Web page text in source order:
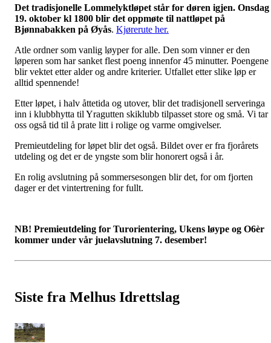
Det tradisjonelle Lommelyktløpet står for døren igjen. Onsdag
19. oktober kl 1800 blir det oppmøte til nattløpet på
Bjønnabakken på Øyås. Kjørerute her.
Atle ordner som vanlig løyper for alle. Den som vinner er den
løperen som har sanket flest poeng innenfor 45 minutter. Poengene
blir vektet etter alder og andre kriterier. Utfallet etter slike løp er
alltid spennende!
Etter løpet, i halv åttetida og utover, blir det tradisjonell serveringa
inn i klubbhytta til Yragutten skiklubb tilpasset store og små. Vi tar
oss også tid til å prate litt i rolige og varme omgivelser.
Premieutdeling for løpet blir det også. Bildet over er fra fjorårets
utdeling og det er de yngste som blir honorert også i år.
En rolig avslutning på sommersesongen blir det, for om fjorten
dager er det vintertrening for fullt.
NB! Premieutdeling for Turorientering, Ukens løype og O6èr
kommer under vår juelavslutning 7. desember!
Siste fra Melhus Idrettslag